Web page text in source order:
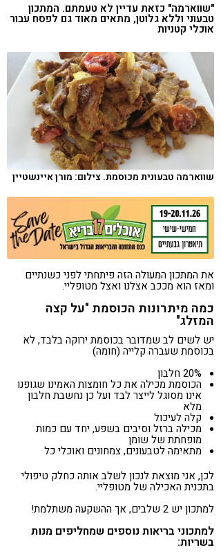
הפרעות קשב & ריכוז
אכילה רגשית
קורונה
טבעונות
"שווארמה" כזאת עדיין לא טעמתם. המתכון
טבעוני וללא גלוטן, מתאים מאוד גם לפסח עבור
אוכלי קטניות
שווארמה טבעונית מכוסמת. צילום: מורן איינשטיין
את המתכון המעולה הזה פיתחתי לפני כשנתיים
ומאז הוא מככב אצלנו ואצל מטופליי.
כמה מיתרונות הכוסמת "על קצה
המזלג"
יש לשים לב שמדובר בכוסמת ירוקה בלבד, לא
בכוסמת שעברה קלייה (חומה)
20% חלבון
הכוסמת מכילה את כל חומצות האמינו שגופנו
אינו מסוגל לייצר לבד ועל כן נחשבת חלבון
מלא
קלה לעיכול
מכילה ברזל וסיבים בשפע, יחד עם כמות
מופחתת של שומן
מתאימה לטבעונים, צמחונים ואוכלי כל
לכן, אני מוצאת לנכון לשלב אותה כחלק טיפולי
בתכנית האכילה של מטופליי.
למתכון יש 2 שלבים, אך ההשקעה משתלמת!
למתכוני בריאות נוספים שמחליפים מנות
בשריות: